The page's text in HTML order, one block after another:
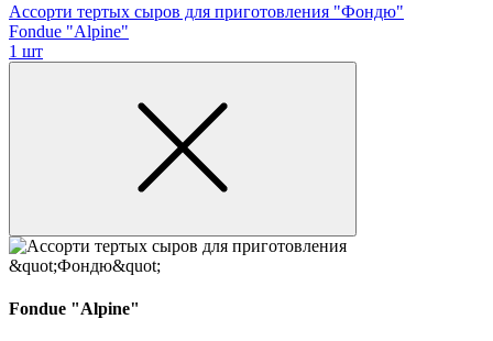
Ассорти тертых сыров для приготовления "Фондю"
Fondue "Alpine"
1 шт
Fondue "Alpine"